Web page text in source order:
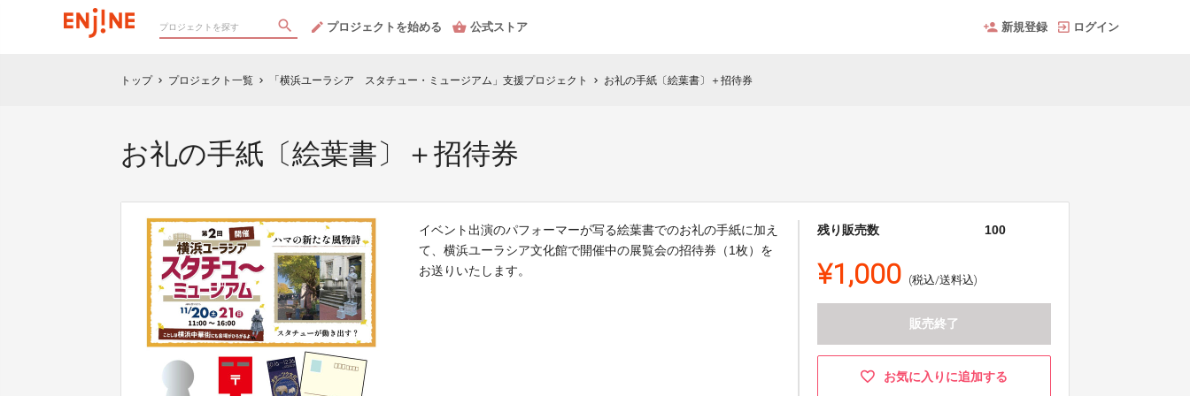
プロジェクトを始める 公式ストア 新規登録 ログイン
トップ chevron_right プロジェクト一覧 chevron_right 「横浜ユーラシア スタチュー・ミュージアム」支援プロジェクト chevron_right お礼の手紙〔絵葉書〕＋招待券
お礼の手紙〔絵葉書〕＋招待券
イベント出演のパフォーマーが写る絵葉書でのお礼の手紙に加え
て、横浜ユーラシア文化館で開催中の展覧会の招待券（1枚）を
お送りいたします。
残り販売数 100
¥1,000 (税込/送料込)
販売終了
お気に入りに追加する